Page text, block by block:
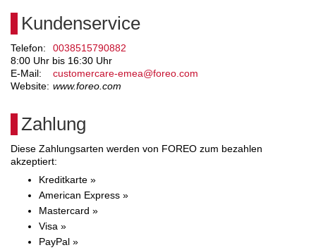
Kundenservice
Telefon:
0038515790882
8:00 Uhr bis 16:30 Uhr
E-Mail:
customercare-emea@foreo.com
Website: www.foreo.com
Zahlung
Diese Zahlungsarten werden von FOREO zum bezahlen
akzeptiert:
Kreditkarte »
American Express »
Mastercard »
Visa »
PayPal »